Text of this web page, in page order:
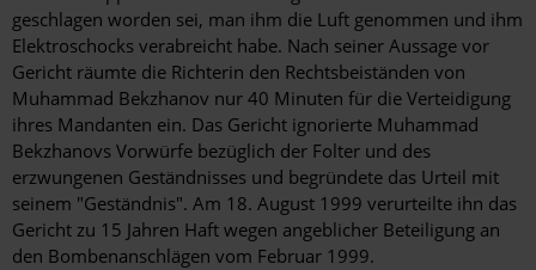
geschlagen worden sei, man ihm die Luft genommen und ihm
Elektroschocks verabreicht habe. Nach seiner Aussage vor
Gericht räumte die Richterin den Rechtsbeiständen von
Muhammad Bekzhanov nur 40 Minuten für die Verteidigung
ihres Mandanten ein. Das Gericht ignorierte Muhammad
Bekzhanovs Vorwürfe bezüglich der Folter und des
erzwungenen Geständnisses und begründete das Urteil mit
seinem "Geständnis". Am 18. August 1999 verurteilte ihn das
Gericht zu 15 Jahren Haft wegen angeblicher Beteiligung an
den Bombenanschlägen vom Februar 1999.